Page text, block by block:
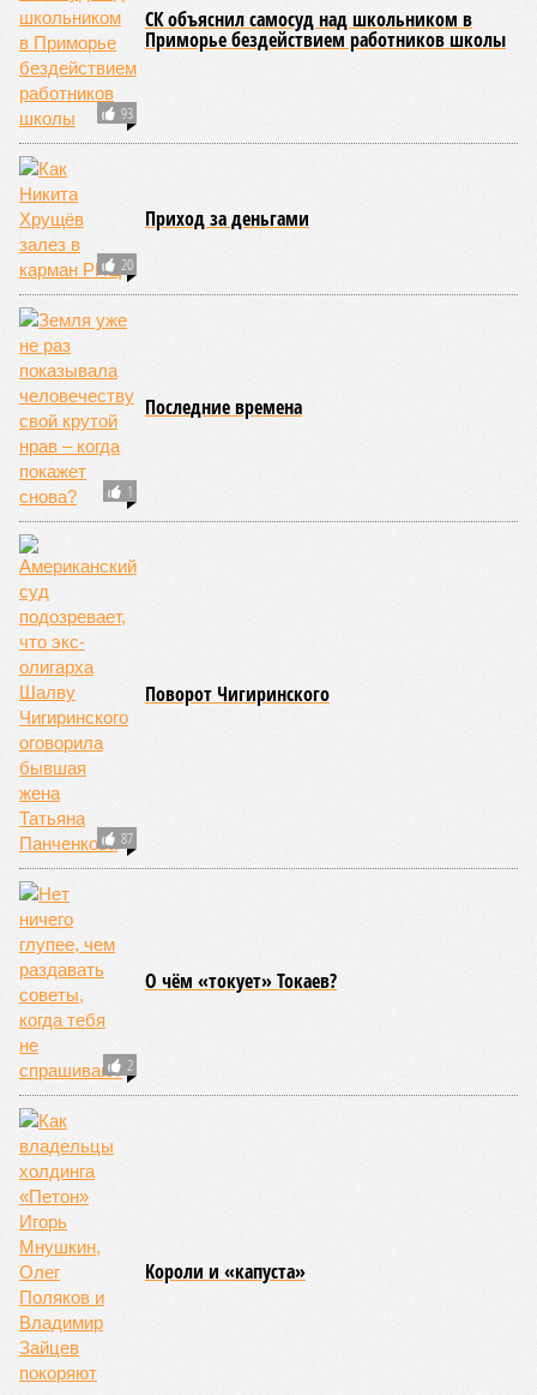
грозит не только уничтожением части Соединённых
Штатов, но и общепланетарной катастрофой вплоть до
возникновения «вулканической зимы». Флегрейские поля в
Италии, кстати, тоже не стоит сбрасывать со счетов. Равно
как и многие другие до поры спящие вулканические
районы.
Невидимый убийца
Упоминают эксперты и жару вкупе с засухой и
следующими отсюда лесными пожарами. Тут в группе
риска запад США, юг Европы, Австралия, Ближний Восток,
а также некоторые районы Бразилии и Африки к югу от
Сахары. Леса начинают гореть всё чаще и чаще,
достаточно посмотреть общемировую статистику; сотни
тысяч людей остаются без крова, десятки тысяч – гибнут.
Но проблема не только в этом. Проблема ещё и в том, что
огонь уничтожает лесную экосистему, сельское хозяйство
и кропотливо созданную человеком инфраструктуру.
Учитывая то, что пожары начинают становиться чуть ли не
ежегодной реальностью на фоне глобального потепления,
год за годом их будет всё больше, и здесь уже среди
прочего в большой опасности Европа. Небывалая жара,
зафиксированная в этом и прошлом годах в Италии и во
Франции, тому лучшее подтверждение.
Есть в перечне A-Z Animals и экзотика, впрочем, не менее
смертоносная. Это, в частности, «лимнические
извержения», о которых мало кто слышал. Речь идёт о
явлениях, когда большое количество углекислого газа
внезапно вырывается из глубин озёр, образуя невидимое
удушающее газовое облако, которое безжалостно убивает
людей и животных. Катастрофа на озере Ньос в Камеруне
в 1986 году остаётся одним из наиболее чудовищных
примеров: более 1700 человек и тысячи голов скота
погибли из-за внезапного выброса CO₂, накрывшего
близлежащие деревни.
И здесь мы плавно подходим к тому, чем все эти
стихийные бедствия могут закончиться. А именно – к
социальному коллапсу, то есть фактическому упадку
развитой цивилизации, зачастую с последующим её
полным уничтожением. Среди причин такого трагического
развития событий учёные называют деградацию
окружающей среды, истощение ресурсов и болезни. А ведь
любая природная катастрофа непременно ведёт именно к
этому – экономическому кризису, эпидемиям, голоду,
резкому сокращению численности населения. Так погибли
цивилизации шумеров, майя, кхмеров – список не
исчерпывающий. Какая цивилизация будет следующей?
Газета«Наша версия» №29 от 03.08.2026
бессмертия